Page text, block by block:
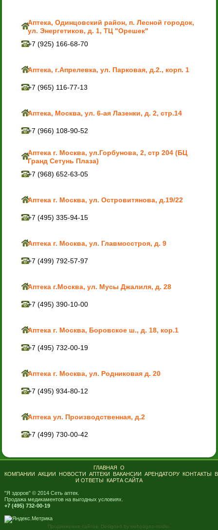
Аптека, Одинцовский район, п. Лесной городок,
ул. Энергетиков, д. 1, ТЦ "Орешек"
+7 (925) 166-68-70
Аптека, г.Апрелевка, ул. Парковая, д.2., корп. 1
+7 (965) 116-77-13
Аптека, Москва, ул. 6-ая Лазенки, д. 2, стр.14
+7 (966) 108-90-52
Аптека г. Москва, ул.Горбунова, 2, стр 204 (БЦ
Гранд Сетунь Плаза)
+7 (968) 652-63-05
Аптека г. Москва, ул. Островитянова, д.19/22
+7 (495) 335-94-15
Аптека г. Москва, ул. Главмосстроя, д. 9
+7 (499) 792-57-97
Аптека г.Москва, ул. Мусы Джалиля, д. 28
+7 (495) 390-10-00
Аптека г. Москва, Боровское ш., д. 18, кор.1
+7 (495) 732-00-19
Аптека г. Москва, ул. Родниковая д. 20
+7 (495) 934-80-12
Аптека ул. Производственная, д.2
+7 (499) 730-00-42
ГЛАВНАЯ О
КОМПАНИИ АКЦИИ НОВОСТИ АПТЕКИ ВАКАНСИИ АРЕНДАТОРУ КОНТАКТЫ
И ОТВЕТЫ
КАРТА САЙТА
"Я здоров" © 2014 Сеть аптек.
Продажа медикаментов на выгодных условиях.
+7 (495) 732-00-19
Продвижение сайтов. Designed by webpages-studio.